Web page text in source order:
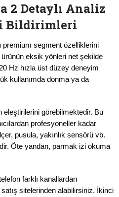
2 Detaylı Analiz
Bildirimleri
premium segment özelliklerini
eksik yönleri net şekilde
Hz hızla üst düzey deneyim
kullanımda donma ya da
eleştirilerini görebilmektedir. Bu
profesyoneller kadar
pusula, yakınlık sensörü vb.
Öte yandan, parmak izi okuma
farklı kanallardan
satış sitelerinden alabilirsiniz. İkinci